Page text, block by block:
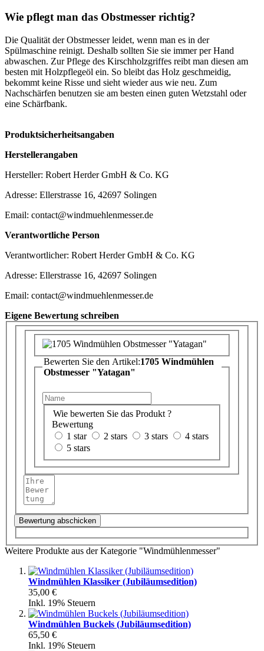
Wie pflegt man das Obstmesser richtig?
Die Qualität der Obstmesser leidet, wenn man es in der
Spülmaschine reinigt. Deshalb sollten Sie sie immer per Hand
abwaschen. Zur Pflege des Kirschholzgriffes reibt man diesen am
besten mit Holzpflegeöl ein. So bleibt das Holz geschmeidig,
bekommt keine Risse und sieht wieder aus wie neu. Zum
Nachschärfen benutzen sie am besten einen guten Wetzstahl oder
eine Schärfbank.
Produktsicherheitsangaben
Herstellerangaben
Hersteller: Robert Herder GmbH & Co. KG
Adresse: Ellerstrasse 16, 42697 Solingen
Email: contact@windmuehlenmesser.de
Verantwortliche Person
Verantwortlicher: Robert Herder GmbH & Co. KG
Adresse: Ellerstrasse 16, 42697 Solingen
Email: contact@windmuehlenmesser.de
Eigene Bewertung schreiben
Bewerten Sie den Artikel:1705 Windmühlen
Obstmesser "Yatagan"
Wie bewerten Sie das Produkt ?
Bewertung
1 star
2 stars 3 stars
4 stars
5 stars
Bewertung abschicken
Weitere Produkte aus der Kategorie "Windmühlenmesser"
Windmühlen Klassiker (Jubiläumsedition)
35,00 €
Inkl. 19% Steuern
Windmühlen Buckels (Jubiläumsedition)
65,50 €
Inkl. 19% Steuern